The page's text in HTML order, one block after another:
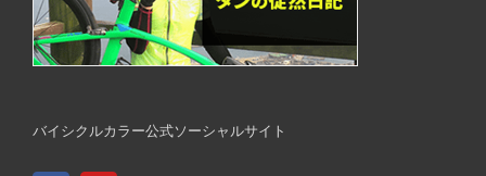
バイシクルカラー公式ソーシャルサイト